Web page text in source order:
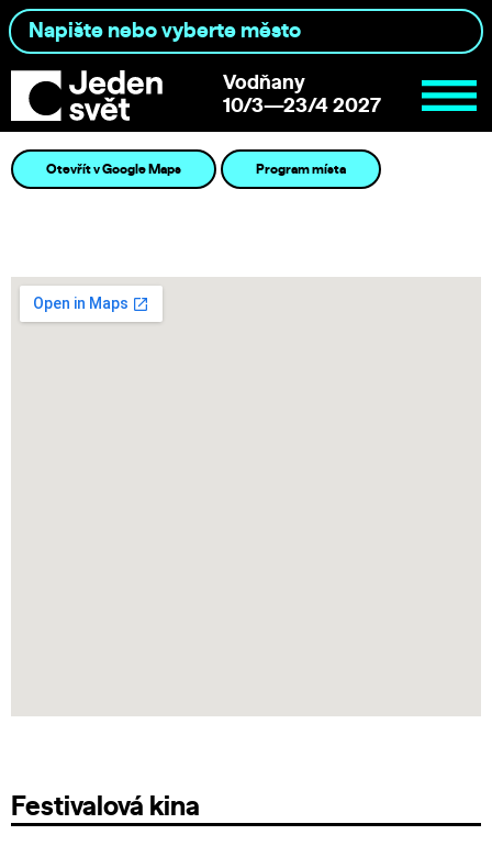
Vodňany
10/3—23/4 2027
Otevřít v Google Maps Program místa
Festivalová kina